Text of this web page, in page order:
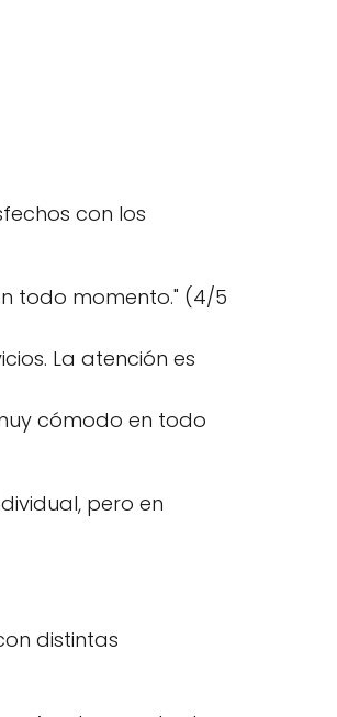
con los
todo momento." (4/5
La atención es
cómodo en todo
pero en
distintas